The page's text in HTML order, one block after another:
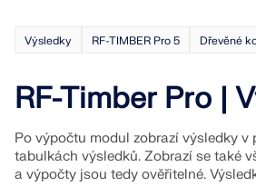
Výsledky RF-TIMBER Pro 5 Dřevěné
RF-Timber Pro |
Po výpočtu modul zobrazí výsledky v
tabulkách výsledků. Zobrazí se také
a výpočty jsou tedy ověřitelné.